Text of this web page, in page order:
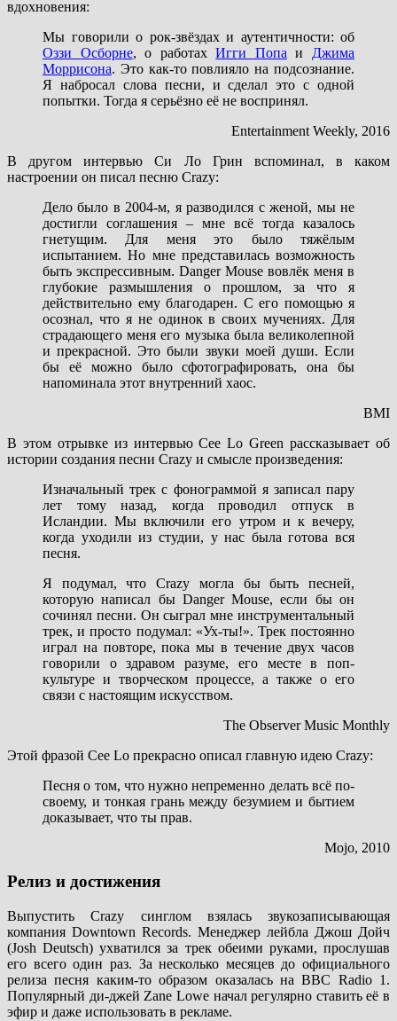
вдохновения:
Мы говорили о рок-звёздах и аутентичности: об
Оззи Осборне, о работахИгги Попа и Джима
Моррисона. Это как-то повлияло на подсознание.
Я набросал слова песни, и сделал это с одной
попытки. Тогда я серьёзно её не воспринял.
Entertainment Weekly, 2016
В другом интервью Си Ло Грин вспоминал, в каком
настроении он писал песню Crazy:
Дело было в 2004-м, я разводился с женой, мы не
достигли соглашения – мне всё тогда казалось
гнетущим. Для меня это было тяжёлым
испытанием. Но мне представилась возможность
быть экспрессивным. Danger Mouse вовлёк меня в
глубокие размышления о прошлом, за что я
действительно ему благодарен. С его помощью я
осознал, что я не одинок в своих мучениях. Для
страдающего меня его музыка была великолепной
и прекрасной. Это были звуки моей души. Если
бы её можно было сфотографировать, она бы
напоминала этот внутренний хаос.
BMI
В этом отрывке из интервью Cee Lo Green рассказывает об
истории создания песни Crazy и смысле произведения:
Изначальный трек с фонограммой я записал пару
лет тому назад, когда проводил отпуск в
Исландии. Мы включили его утром и к вечеру,
когда уходили из студии, у нас была готова вся
песня.
Я подумал, что Crazy могла бы быть песней,
которую написал бы Danger Mouse, если бы он
сочинял песни. Он сыграл мне инструментальный
трек, и просто подумал: «Ух-ты!». Трек постоянно
играл на повторе, пока мы в течение двух часов
говорили о здравом разуме, его месте в поп-
культуре и творческом процессе, а также о его
связи с настоящим искусством.
The Observer Music Monthly
Этой фразой Cee Lo прекрасно описал главную идею Crazy:
Песня о том, что нужно непременно делать всё по-
своему, и тонкая грань между безумием и бытием
доказывает, что ты прав.
Mojo, 2010
Релиз и достижения
Выпустить Crazy синглом взялась звукозаписывающая
компания Downtown Records. Менеджер лейбла Джош Дойч
(Josh Deutsch) ухватился за трек обеими руками, прослушав
его всего один раз. За несколько месяцев до официального
релиза песня каким-то образом оказалась на BBC Radio 1.
Популярный ди-джей Zane Lowe начал регулярно ставить её в
эфир и даже использовать в рекламе.